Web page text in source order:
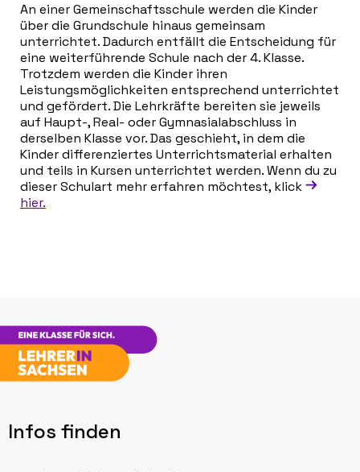
An einer Gemeinschaftsschule werden die Kinder
über die Grundschule hinaus gemeinsam
unterrichtet. Dadurch entfällt die Entscheidung für
eine weiterführende Schule nach der 4. Klasse.
Trotzdem werden die Kinder ihren
Leistungsmöglichkeiten entsprechend unterrichtet
und gefördert. Die Lehrkräfte bereiten sie jeweils
auf Haupt-, Real- oder Gymnasialabschluss in
derselben Klasse vor. Das geschieht, in dem die
Kinder differenziertes Unterrichtsmaterial erhalten
und teils in Kursen unterrichtet werden. Wenn du zu
dieser Schulart mehr erfahren möchtest, klick
hier.
Infos finden